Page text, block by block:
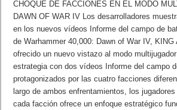
CHOQUE DE FACCIONES EN EL MODO
DAWN OF WAR IV Los desarrolladores
en los nuevos vídeos Informe del campo de
de Warhammer 40,000: Dawn of War IV,
ofrecido un nuevo vistazo al modo
estrategia con dos vídeos Informe del campo
protagonizados por las cuatro facciones
largo de ambos enfrentamientos, los
cada facción ofrece un enfoque estratégico